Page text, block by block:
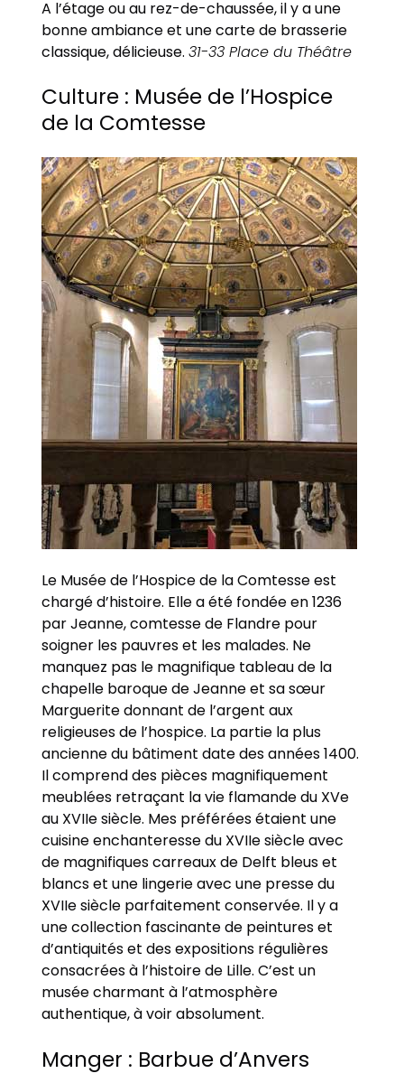
A l’étage ou au rez-de-chaussée, il y a une
bonne ambiance et une carte de brasserie
classique, délicieuse.31-33 Place du Théâtre
Culture : Musée de l’Hospice
de la Comtesse
Le Musée de l’Hospice de la Comtesse est
chargé d’histoire. Elle a été fondée en 1236
par Jeanne, comtesse de Flandre pour
soigner les pauvres et les malades. Ne
manquez pas le magnifique tableau de la
chapelle baroque de Jeanne et sa sœur
Marguerite donnant de l’argent aux
religieuses de l’hospice. La partie la plus
ancienne du bâtiment date des années 1400.
Il comprend des pièces magnifiquement
meublées retraçant la vie flamande du XVe
au XVIIe siècle. Mes préférées étaient une
cuisine enchanteresse du XVIIe siècle avec
de magnifiques carreaux de Delft bleus et
blancs et une lingerie avec une presse du
XVIIe siècle parfaitement conservée. Il y a
une collection fascinante de peintures et
d’antiquités et des expositions régulières
consacrées à l’histoire de Lille. C’est un
musée charmant à l’atmosphère
authentique, à voir absolument.
Manger : Barbue d’Anvers